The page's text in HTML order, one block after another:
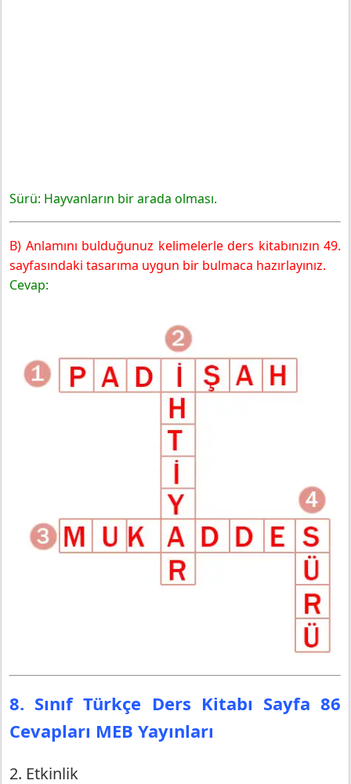
Sürü: Hayvanların bir arada olması.
B) Anlamını bulduğunuz kelimelerle ders kitabınızın 49.
sayfasındaki tasarıma uygun bir bulmaca hazırlayınız.
Cevap:
8. Sınıf Türkçe Ders Kitabı Sayfa 86
Cevapları MEB Yayınları
2. Etkinlik